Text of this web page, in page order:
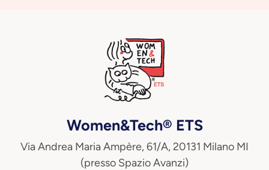
Women&Tech® ETS
Via Andrea Maria Ampère, 61/A, 20131 Milano MI
(presso Spazio Avanzi)